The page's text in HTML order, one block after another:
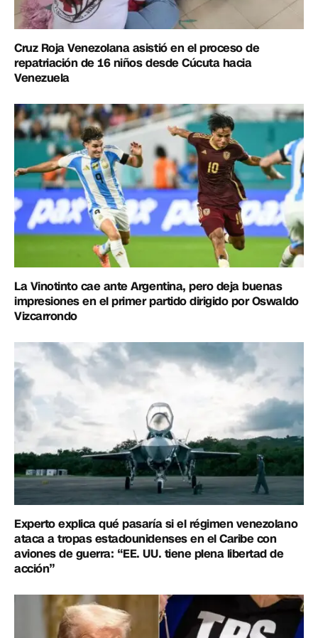
Cruz Roja Venezolana asistió en el proceso de
repatriación de 16 niños desde Cúcuta hacia
Venezuela
La Vinotinto cae ante Argentina, pero deja buenas
impresiones en el primer partido dirigido por Oswaldo
Vizcarrondo
Experto explica qué pasaría si el régimen venezolano
ataca a tropas estadounidenses en el Caribe con
aviones de guerra: “EE. UU. tiene plena libertad de
acción”